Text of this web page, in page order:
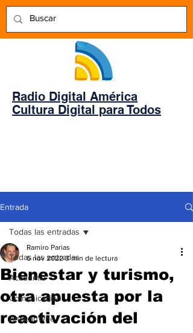
Radio Digital América
Cultura Digital para Todos
Entrada
Todas las entradas
Academia
Comunicación
AndeanWire
Todas las entradas
Bienestar y turismo,
otra apuesta por la
reactivación del
Ramiro Parias
6 nov 2022 3 min de lectura